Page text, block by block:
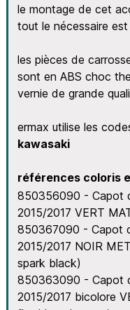
le montage de cet
tout le nécessaire
les pièces de
sont en ABS choc
vernie de grande
ermax utilise les
kawasaki
références coloris
850356090 - Capot
2015/2017 VERT
850367090 - Capot
2015/2017 NOIR
spark black)
850363090 - Capot
2015/2017 bicolore